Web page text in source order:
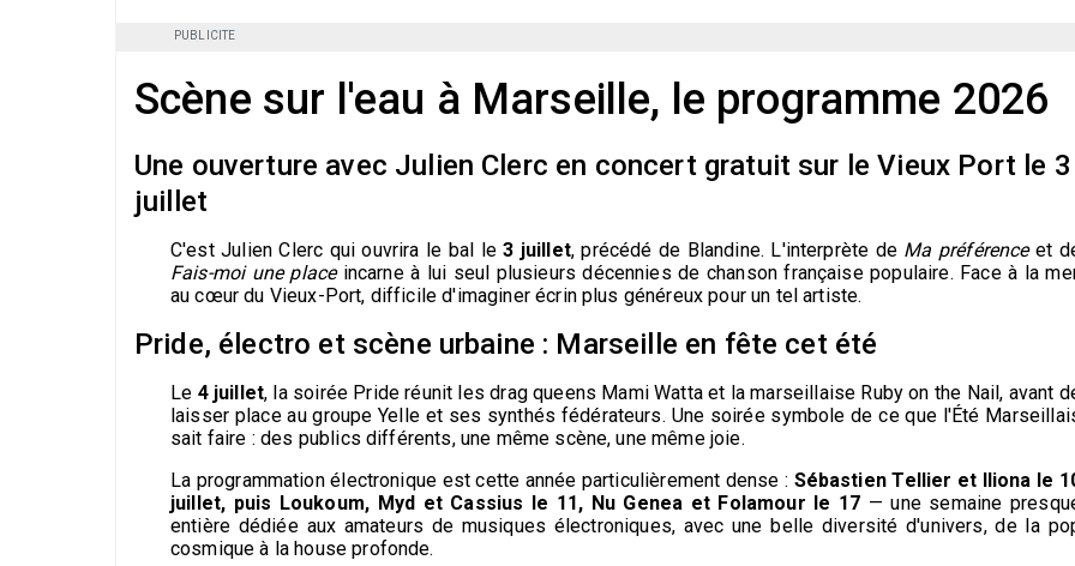
PUBLICITE
Scène sur l'eau à Marseille, le programme 2026
Une ouverture avec Julien Clerc en concert gratuit sur le Vieux Port le 3
juillet
C'est Julien Clerc qui ouvrira le bal le3 juillet, précédé de Blandine. L'interprète de Ma préférenceet
Fais-moi une placeincarne à lui seul plusieurs décennies de chanson française populaire. Face à la
au cœur du Vieux-Port, difficile d'imaginer écrin plus généreux pour un tel artiste.
Pride, électro et scène urbaine : Marseille en fête cet été
Le 4 juillet, la soirée Pride réunit les drag queens Mami Watta et la marseillaise Ruby on the Nail, avant
laisser place au groupe Yelle et ses synthés fédérateurs. Une soirée symbole de ce que l'Été
sait faire : des publics différents, une même scène, une même joie.
La programmation électronique est cette année particulièrement dense : Sébastien Tellier et Iliona le
juillet, puis Loukoum, Myd et Cassius le 11, Nu Genea et Folamour le 17 — une semaine
entière dédiée aux amateurs de musiques électroniques, avec une belle diversité d'univers, de la
cosmique à la house profonde.